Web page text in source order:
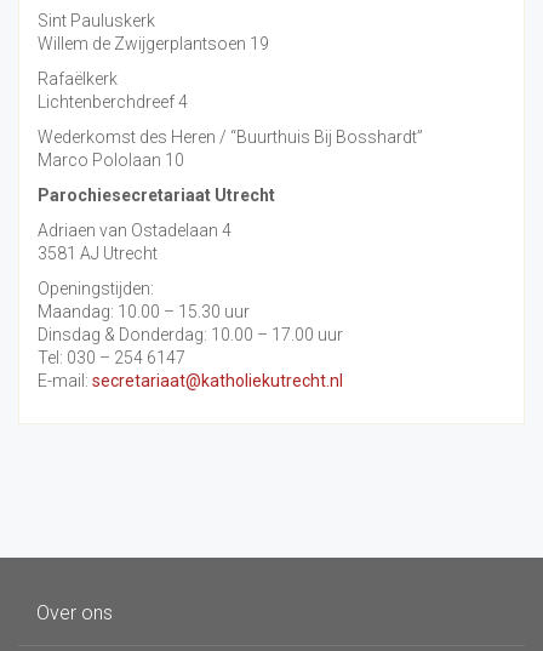
Sint Pauluskerk
Willem de Zwijgerplantsoen 19
Rafaëlkerk
Lichtenberchdreef 4
Wederkomst des Heren / “Buurthuis Bij Bosshardt”
Marco Pololaan 10
Parochiesecretariaat Utrecht
Adriaen van Ostadelaan 4
3581 AJ Utrecht
Openingstijden:
Maandag: 10.00 – 15.30 uur
Dinsdag & Donderdag: 10.00 – 17.00 uur
Tel: 030 – 254 6147
E-mail: secretariaat@katholiekutrecht.nl
Over ons